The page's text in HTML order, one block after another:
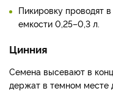
Пикировку проводят
емкости 0,25–0,3 л.
Цинния
Семена высевают в
держат в темном месте